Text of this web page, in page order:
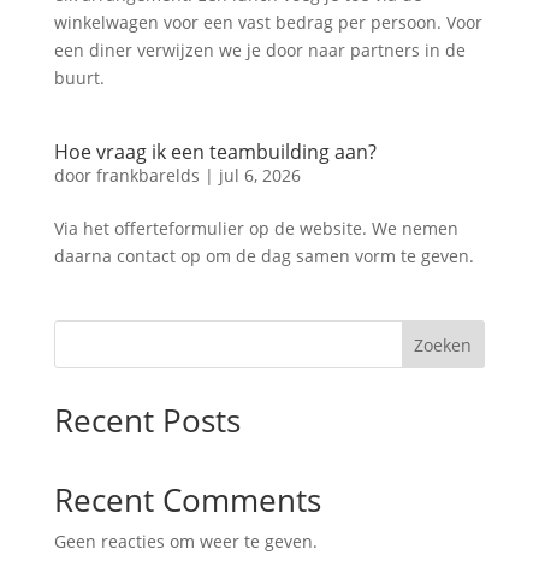
winkelwagen voor een vast bedrag per persoon. Voor
een diner verwijzen we je door naar partners in de
buurt.
Hoe vraag ik een teambuilding aan?
door frankbarelds | jul 6, 2026
Via het offerteformulier op de website. We nemen
daarna contact op om de dag samen vorm te geven.
Zoeken
Recent Posts
Recent Comments
Geen reacties om weer te geven.